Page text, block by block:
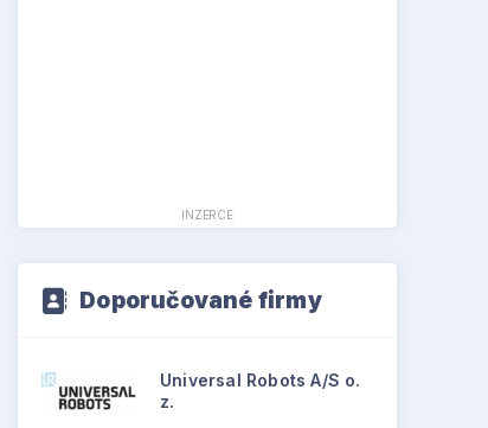
INZERCE
Doporučované firmy
Universal Robots A/S o.
z.